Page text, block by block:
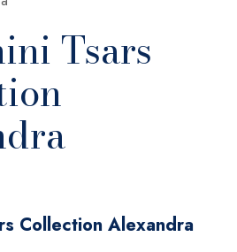
Tsars
Collection Alexandra